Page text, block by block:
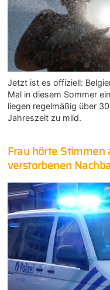
Jetzt ist es offiziell:
Mal in diesem Sommer
liegen regelmäßig über
Jahreszeit zu mild.
Frau hörte Stimmen
verstorbenen